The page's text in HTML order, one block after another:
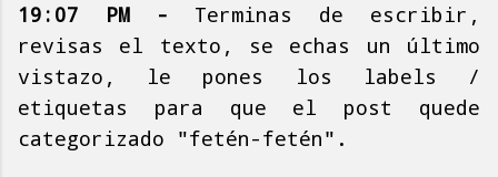
19:07 PM - Terminas de escribir,
revisas el texto, se echas un último
vistazo, le pones los labels /
etiquetas para que el post quede
categorizado "fetén-fetén".